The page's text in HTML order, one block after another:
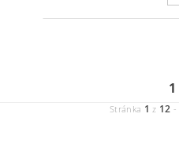
1
Stránka 1 z 12 -